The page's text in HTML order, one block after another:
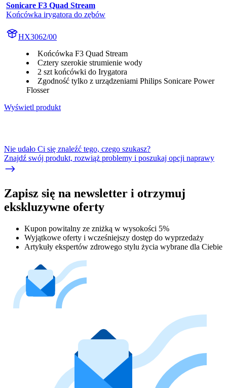
Sonicare F3 Quad Stream
Końcówka irygatora do zębów
HX3062/00
Końcówka F3 Quad Stream
Cztery szerokie strumienie wody
2 szt końcówki do Irygatora
Zgodność tylko z urządzeniami Philips Sonicare Power
Flosser
Wyświetl produkt
Nie udało Ci się znaleźć tego, czego szukasz?
Znajdź swój produkt, rozwiąż problemy i poszukaj opcji naprawy
Zapisz się na newsletter i otrzymuj
ekskluzywne oferty
Kupon powitalny ze zniżką w wysokości 5%
Wyjątkowe oferty i wcześniejszy dostęp do wyprzedaży
Artykuły ekspertów zdrowego stylu życia wybrane dla Ciebie